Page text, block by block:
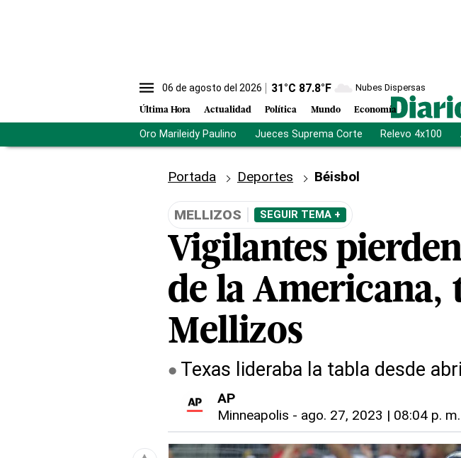
06 de agosto del 2026 31°C 87.8°F Nubes Dispersas
Última Hora Actualidad Política Mundo Economía
Oro Marileidy Paulino Jueces Suprema Corte Relevo 4x100
Portada Deportes Béisbol
MELLIZOS SEGUIR TEMA +
Vigilantes
de la Americana,
Mellizos
Texas lideraba la tabla desde
AP
Minneapolis - ago. 27, 2023 | 08:04 p. m.